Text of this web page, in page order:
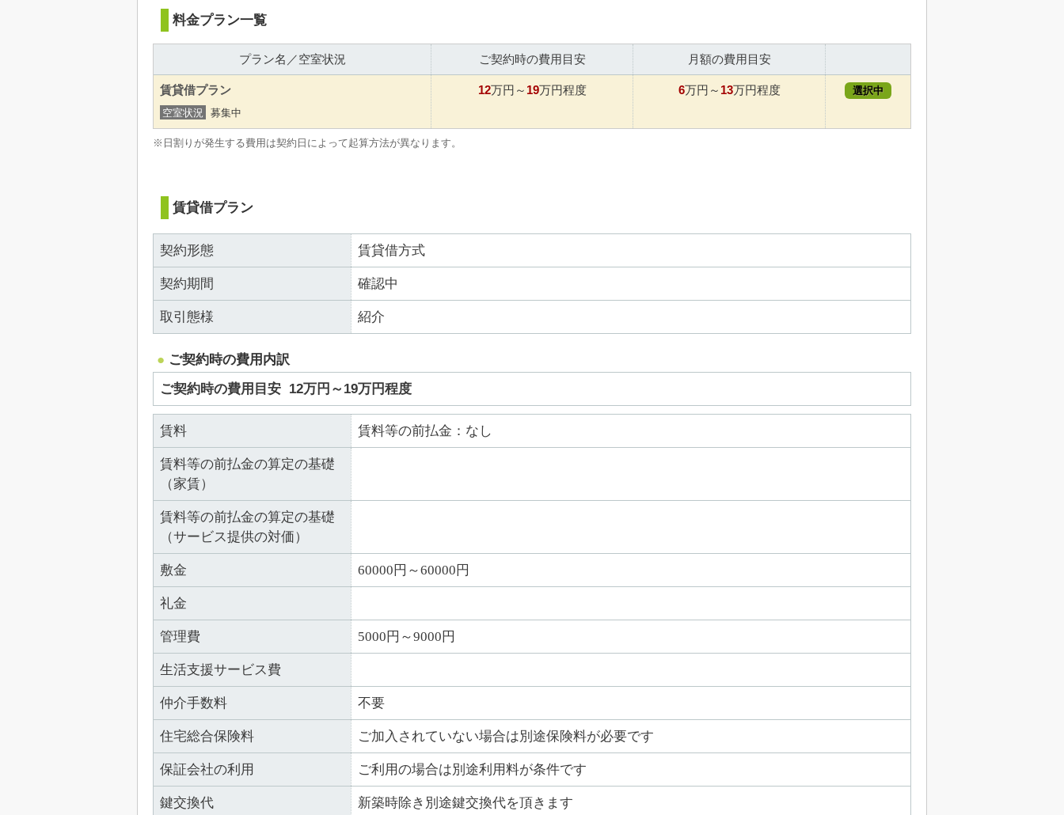
料金プラン一覧
プラン名／空室状況 ご契約時の費用目安 月額の費用目安
賃貸借プラン
空室状況 募集中
12万円～ 19万円程度 6万円～ 13万円程度 選択中
※日割りが発生する費用は契約日によって起算方法が異なります。
賃貸借プラン
契約形態 賃貸借方式
契約期間 確認中
取引態様 紹介
ご契約時の費用内訳
ご契約時の費用目安 12万円～19万円程度
賃料 賃料等の前払金：なし
賃料等の前払金の算定の基礎
（家賃）
賃料等の前払金の算定の基礎
（サービス提供の対価）
敷金 60000円～60000円
礼金
管理費 5000円～9000円
生活支援サービス費
仲介手数料 不要
住宅総合保険料 ご加入されていない場合は別途保険料が必要です
保証会社の利用 ご利用の場合は別途利用料が条件です
鍵交換代 新築時除き別途鍵交換代を頂きます